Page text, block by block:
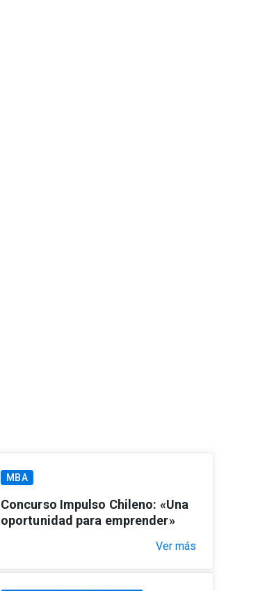
MBA
Concurso Impulso Chileno: «Una
oportunidad para emprender»
Ver más